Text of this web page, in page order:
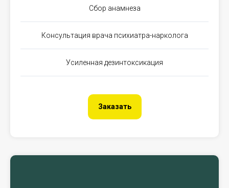
Сбор анамнеза
Консультация врача психиатра-нарколога
Усиленная дезинтоксикация
Заказать